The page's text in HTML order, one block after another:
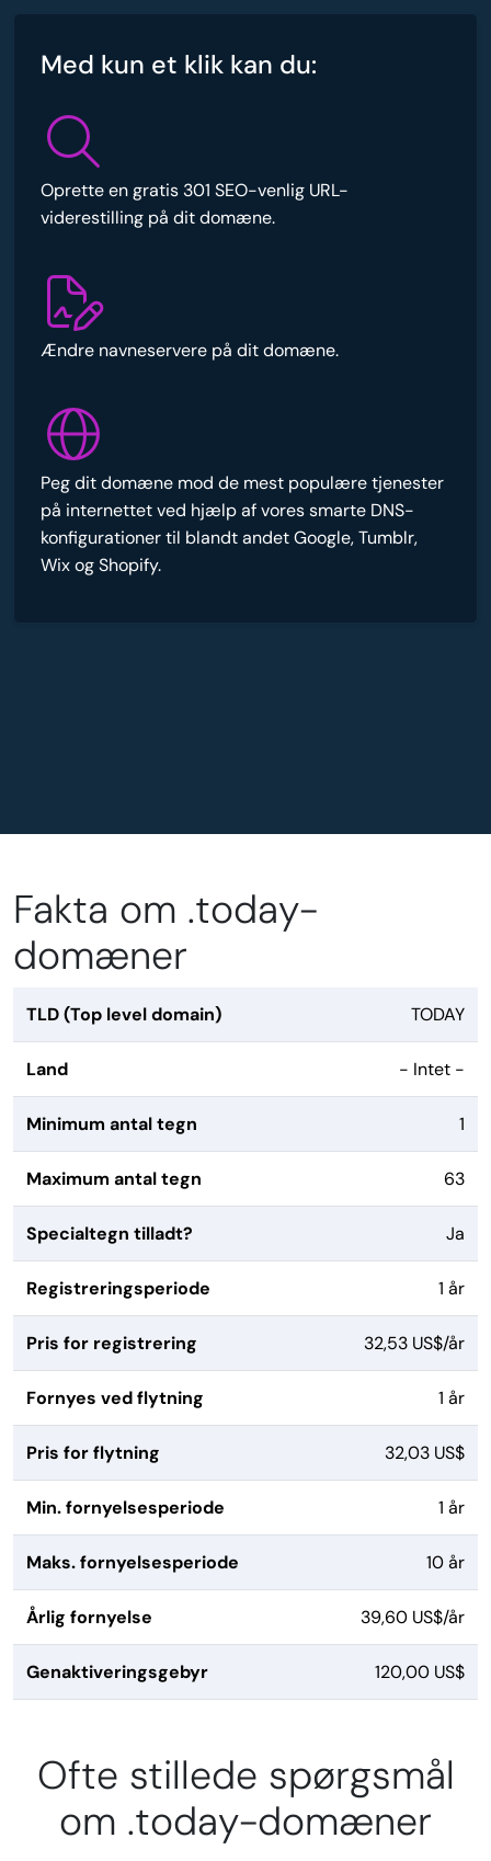
Med kun et klik kan du:
Oprette en gratis 301 SEO-venlig URL-
viderestilling på dit domæne.
Ændre navneservere på dit domæne.
Peg dit domæne mod de mest populære tjenester
på internettet ved hjælp af vores smarte DNS-
konfigurationer til blandt andet Google, Tumblr,
Wix og Shopify.
Fakta om .today-
domæner
TLD (Top level domain) TODAY
Land - Intet -
Minimum antal tegn 1
Maximum antal tegn 63
Specialtegn tilladt? Ja
Registreringsperiode 1 år
Pris for registrering 32,53 US$/år
Fornyes ved flytning 1 år
Pris for flytning 32,03 US$
Min. fornyelsesperiode 1 år
Maks. fornyelsesperiode 10 år
Årlig fornyelse 39,60 US$/år
Genaktiveringsgebyr 120,00 US$
Ofte stillede spørgsmål
om .today-domæner